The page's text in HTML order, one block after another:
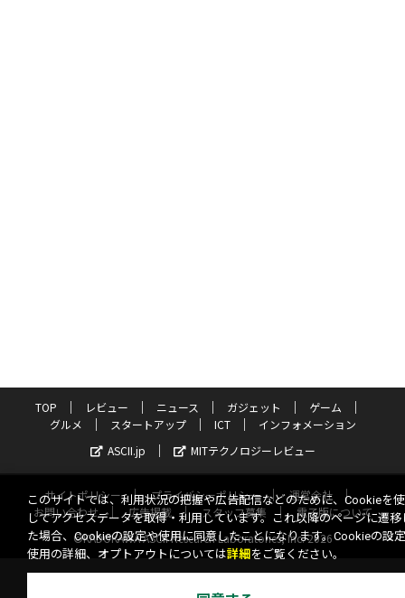
TOP レビュー ニュース ガジェット
ゲーム
グルメ
スタートアップ ICT
インフォメーション
ASCII.jp
MITテクノロジーレビュー
サイトポリシー プライバシーポリシー
運営会社
お問い合わせ
広告掲載 スタッフ募集
電子版について
©KADOKAWA ASCII Research Laboratories, Inc. 2026
このサイトでは、利用状況の把握や広告配信などのために、Cookieを
してアクセスデータを取得・利用しています。これ以降のページに遷移
た場合、Cookieの設定や使用に同意したことになります。Cookieの設
使用の詳細、オプトアウトについては詳細 をご覧ください。